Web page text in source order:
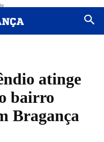
atinge
bairro
Bragança